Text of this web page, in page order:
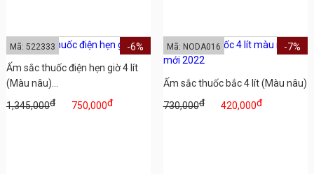
Ấm sắc thuốc điện hẹn giờ 4 lít
(Màu nâu)...
1,345,000đ 750,000đ
-6%
Mã: 522333
Ấm sắc thuốc bắc 4 lít (Màu nâu)
730,000đ 420,000đ
-7%
Mã: NODA016